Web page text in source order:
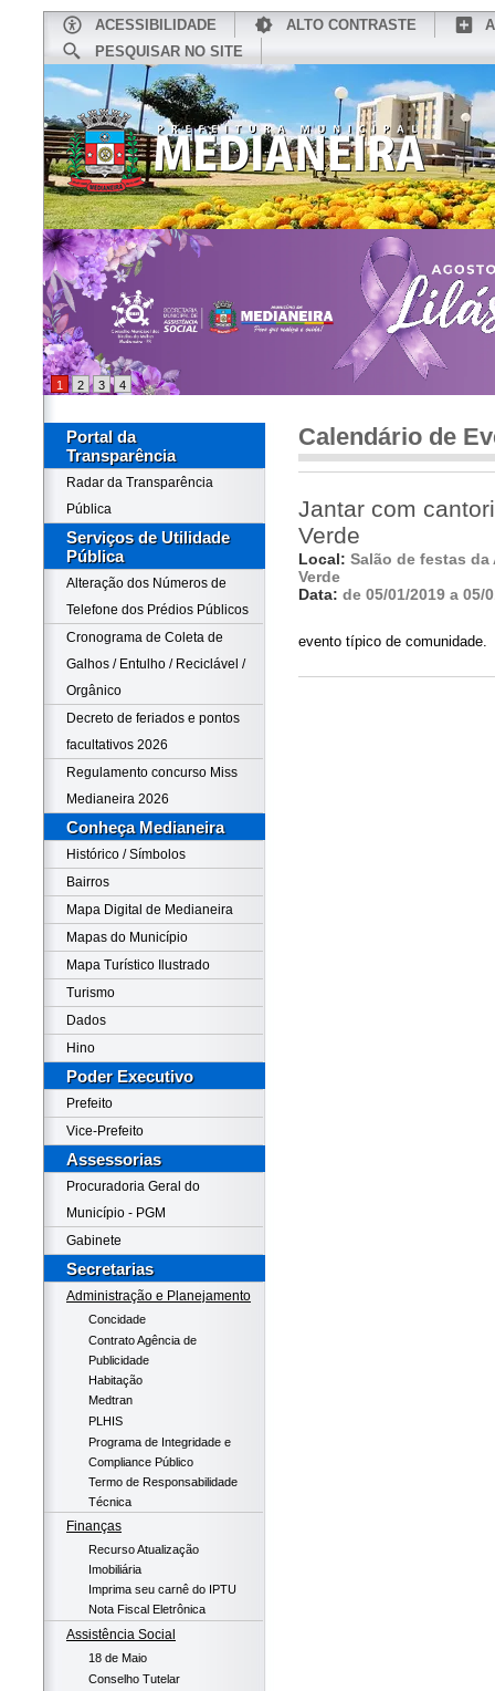
ACESSIBILIDADE ALTO CONTRASTE
PESQUISAR NO SITE
CONHEÇA MEDIANEIRA
1 2 3 4
Portal da
Transparência
Radar da Transparência
Pública
Serviços de Utilidade
Pública
Alteração dos Números de
Telefone dos Prédios Públicos
Cronograma de Coleta de
Galhos / Entulho / Reciclável /
Orgânico
Decreto de feriados e pontos
facultativos 2026
Regulamento concurso Miss
Medianeira 2026
Conheça Medianeira
Histórico / Símbolos
Bairros
Mapa Digital de Medianeira
Mapas do Município
Mapa Turístico Ilustrado
Turismo
Dados
Hino
Poder Executivo
Prefeito
Vice-Prefeito
Assessorias
Procuradoria Geral do
Município - PGM
Gabinete
Secretarias
Administração e Planejamento
Concidade
Contrato Agência de
Publicidade
Habitação
Medtran
PLHIS
Programa de Integridade e
Compliance Público
Termo de Responsabilidade
Técnica
Finanças
Recurso Atualização
Imobiliária
Imprima seu carnê do IPTU
Nota Fiscal Eletrônica
Assistência Social
18 de Maio
Conselho Tutelar
Calendário de
Jantar com
Verde
Local: Salão de festas
Verde
Data: de 05/01/2019 a 05/
evento típico de comunidade.